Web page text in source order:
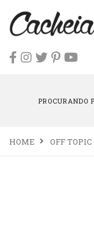
PROCURANDO
HOME OFF TOPIC